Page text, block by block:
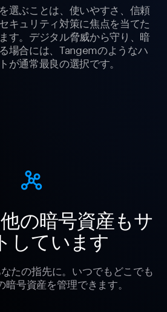
選ぶことは、使いやすさ、信頼
キュリティ対策に焦点を当てた
す。デジタル脅威から守り、暗
場合には、Tangemのようなハ
が通常最良の選択です。
の暗号資産もサ
しています
たの指先に。いつでもどこでも
暗号資産を管理できます。